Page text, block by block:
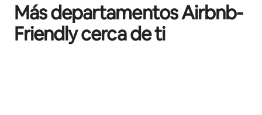
Más departamentos Airbnb-
Friendly cerca de ti